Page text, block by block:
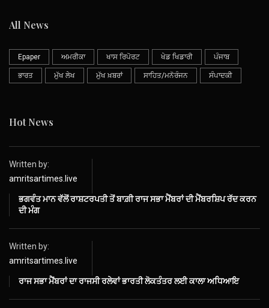
All News
Epaper ਅਮਰੀਕਾ ਖਾਸ ਰਿਪੋਰਟ ਖੇਡ ਖਿਡਾਰੀ ਪੰਜਾਬ
ਭਾਰਤ ਮੁੱਖ ਲੇਖ ਮੁੱਖ ਖ਼ਬਰਾਂ ਸਾਹਿਤ/ਮਨੋਰੰਜਨ ਸੰਪਾਦਕੀ
Hot News
Written by:
amritsartimes.live
ਭਗਵੰਤ ਮਾਨ ਵੱਲੋਂ ਰਾਸ਼ਟਰਪਤੀ ਤੋਂ ਬਾਗ਼ੀ ਰਾਜ ਸਭਾ ਮੈਂਬਰਾਂ ਦੀ ਮੈਂਬਰਸ਼ਿਪ ਰੱਦ ਕਰਨ
ਦੀ ਮੰਗ
Written by:
amritsartimes.live
ਰਾਜ ਸਭਾ ਮੈਂਬਰਾਂ ਦਾ ਰਾਜਸੀ ਰਲੇਵਾਂ ਭਾਰਤੀ ਲੋਕਤੰਤਰ ਲਈ ਕਾਲਾ ਅਧਿਆਇ